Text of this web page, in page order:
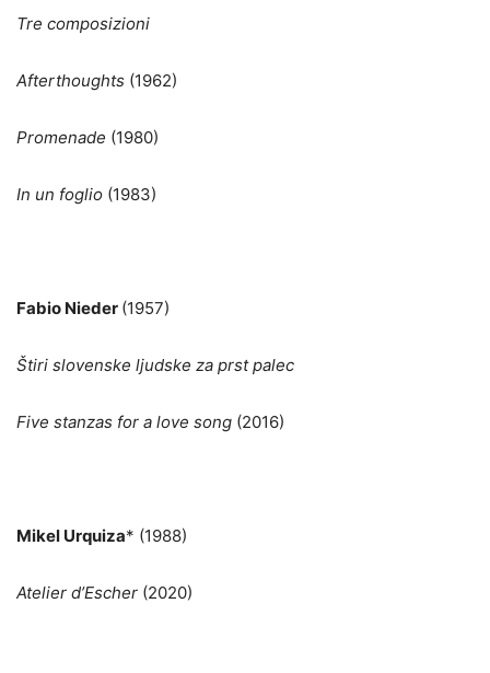
Tre composizioni
Afterthoughts (1962)
Promenade (1980)
In un foglio (1983)
Fabio Nieder (1957)
Štiri slovenske ljudske za prst palec
Five stanzas for a love song (2016)
Mikel Urquiza* (1988)
Atelier d’Escher (2020)